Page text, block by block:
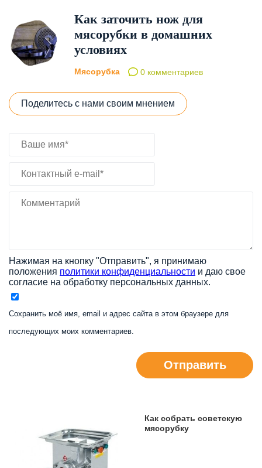
Как заточить нож для
мясорубки в домашних
условиях
Мясорубка 0 комментариев
Поделитесь с нами своим мнением
Нажимая на кнопку "Отправить", я принимаю
положения политики конфиденциальности и даю свое
согласие на обработку персональных данных.
Сохранить моё имя, email и адрес сайта в этом браузере для
последующих моих комментариев.
Отправить
Как собрать советскую
мясорубку